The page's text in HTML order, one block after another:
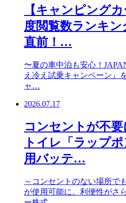
【キャンピング
度閲覧数ランキ
直前！…
〜夏の車中泊も安心！
え冷え試乗キャンペーン』
ャ…
2026.07.17
コンセントが不
トイレ「ラップ
用バッテ…
～コンセントのない場所で
が使用可能に。利便性がさ